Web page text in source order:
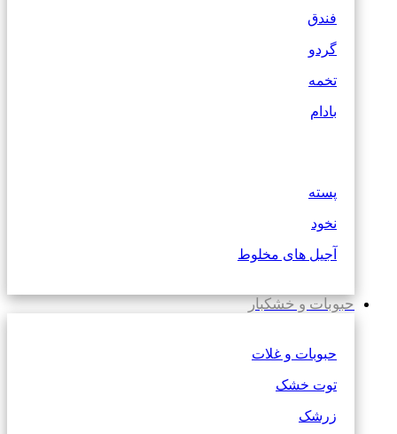
فندق
گردو
تخمه
بادام
پسته
نخود
آجیل های مخلوط
حبوبات و خشکبار
حبوبات و غلات
توت خشک
زرشک